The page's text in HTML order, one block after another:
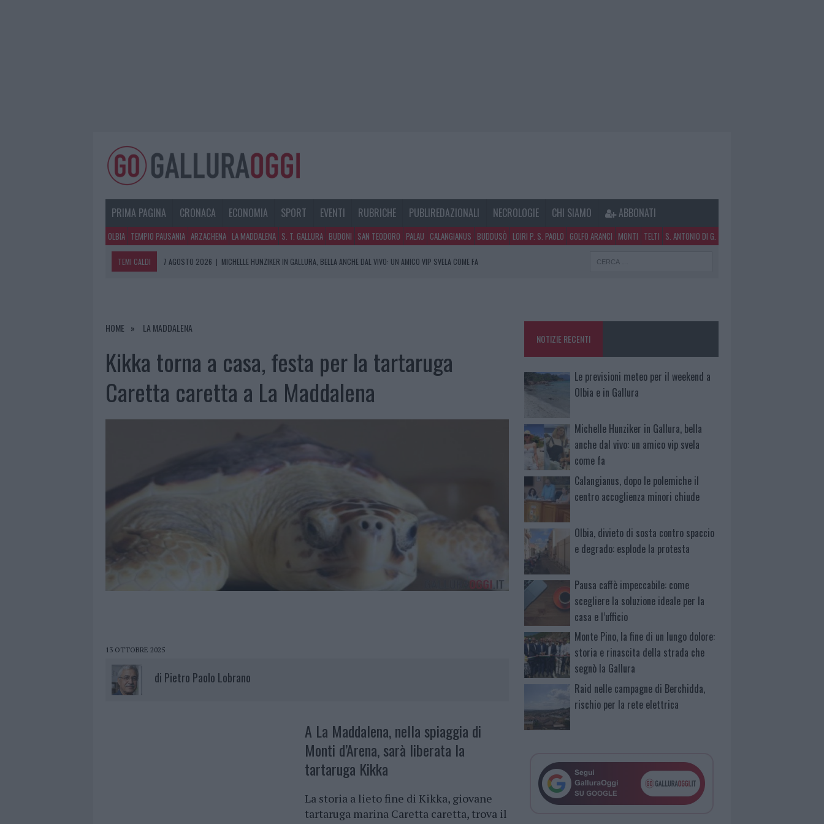
PRIMA PAGINA CRONACA ECONOMIA SPORT EVENTI RUBRICHE PUBLIREDAZIONALI NECROLOGIE CHI SIAMO ABBONATI
OLBIA TEMPIO PAUSANIA ARZACHENA LA MADDALENA S. T. GALLURA BUDONI SAN TEODORO PALAU CALANGIANUS BUDDUSÒ LOIRI P. S. PAOLO GOLFO ARANCI MONTI TELTI S. ANTONIO DI G.
TEMI CALDI 7 AGOSTO 2026 | MICHELLE HUNZIKER IN GALLURA, BELLA ANCHE DAL VIVO: UN AMICO VIP SVELA COME FA
7 AGOSTO 2026 | PAUSA CAFFÈ IMPECCABILE: COME SCEGLIERE LA SOLUZIONE IDEALE PER LA CASA E L’UFFICIO
HOME LA MADDALENA
Kikka torna a casa, festa per la tartaruga
Caretta caretta a La Maddalena
13 OTTOBRE 2025
di Pietro Paolo Lobrano
A La Maddalena, nella spiaggia di
Monti d’Arena, sarà liberata la
tartaruga Kikka
La storia a lieto fine di Kikka, giovane
tartaruga marina Caretta caretta, trova il
NOTIZIE RECENTI
Le previsioni meteo per il weekend a
Olbia e in Gallura
Michelle Hunziker in Gallura, bella
anche dal vivo: un amico vip svela
come fa
Calangianus, dopo le polemiche il
centro accoglienza minori chiude
Olbia, divieto di sosta contro spaccio
e degrado: esplode la protesta
Pausa caffè impeccabile: come
scegliere la soluzione ideale per la
casa e l’ufficio
Monte Pino, la fine di un lungo dolore:
storia e rinascita della strada che
segnò la Gallura
Raid nelle campagne di Berchidda,
rischio per la rete elettrica